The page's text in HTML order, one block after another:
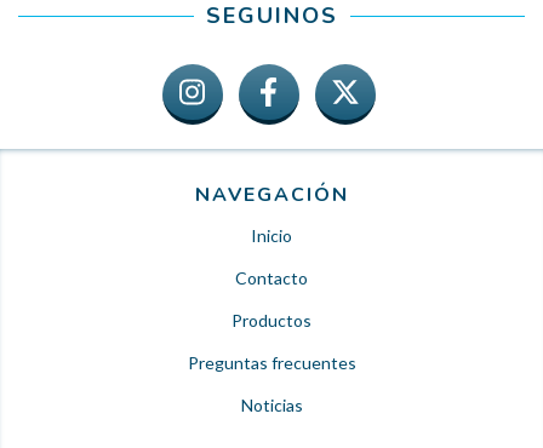
SEGUINOS
NAVEGACIÓN
Inicio
Contacto
Productos
Preguntas frecuentes
Noticias